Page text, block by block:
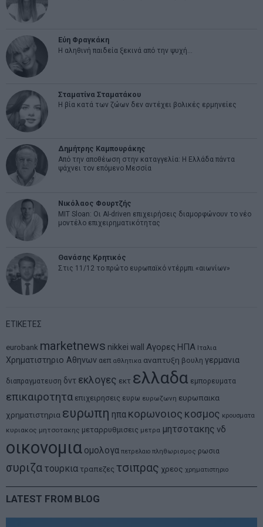
Εύη Φραγκάκη
Η αληθινή παιδεία ξεκινά από την ψυχή…
Σταματίνα Σταματάκου
Η βία κατά των ζώων δεν αντέχει βολικές ερμηνείες
Δημήτρης Καμπουράκης
Από την αποθέωση στην καταγγελία: Η Ελλάδα πάντα
ψάχνει τον επόμενο Μεσσία
Νικόλαος Φουρτζής
MIT Sloan: Οι AI-driven επιχειρήσεις διαμορφώνουν το νέο
μοντέλο επιχειρηματικότητας
Θανάσης Κρητικός
Στις 11/12 το πρώτο ευρωπαϊκό ντέρμπι «αιωνίων»
ΕΤΙΚΕΤΕΣ
eurobank marketnews nikkei wall Αγορες ΗΠΑ Ιταλια
Χρηματιστηριο Αθηνων αεπ αθλητικα αναπτυξη βουλη γερμανια
διαπραγματευση δντ εκλογες εκτ ελλαδα εμπορευματα
επικαιροτητα επιχειρησεις ευρω ευρωζωνη ευρωπαικα
χρηματιστηρια ευρωπη ηπα κορωνοιος κοσμος κρουσματα
κυριακος μητσοτακης μεταρρυθμισεις μετρα μητσοτακης νδ
οικονομια ομολογα πετρελαιο πληθωρισμος ρωσια
συριζα τουρκια τραπεζες τσιπρας χρεος χρηματιστηριο
LATEST FROM BLOG